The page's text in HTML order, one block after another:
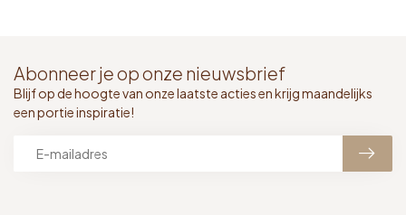
Abonneer je op onze nieuwsbrief
Blijf op de hoogte van onze laatste acties en krijg maandelijks
een portie inspiratie!